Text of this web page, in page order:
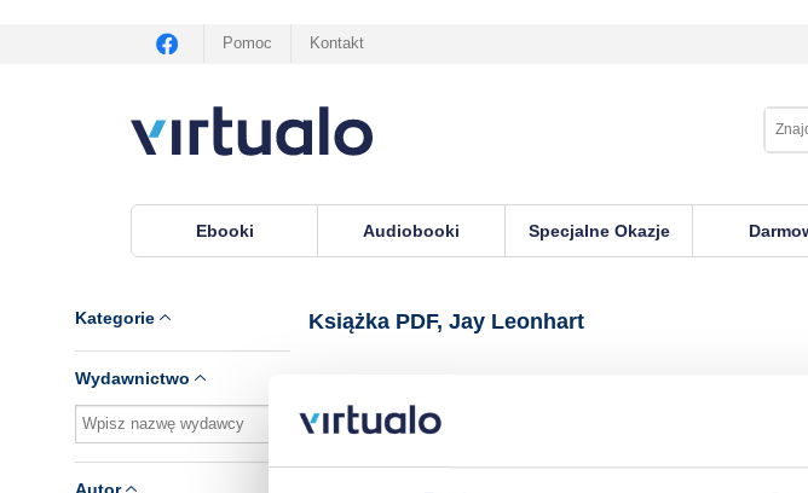
Pomoc Kontakt
Ebooki Audiobooki Specjalne Okazje
Kategorie
Wydawnictwo
Autor
Książka PDF, Jay Leonhart